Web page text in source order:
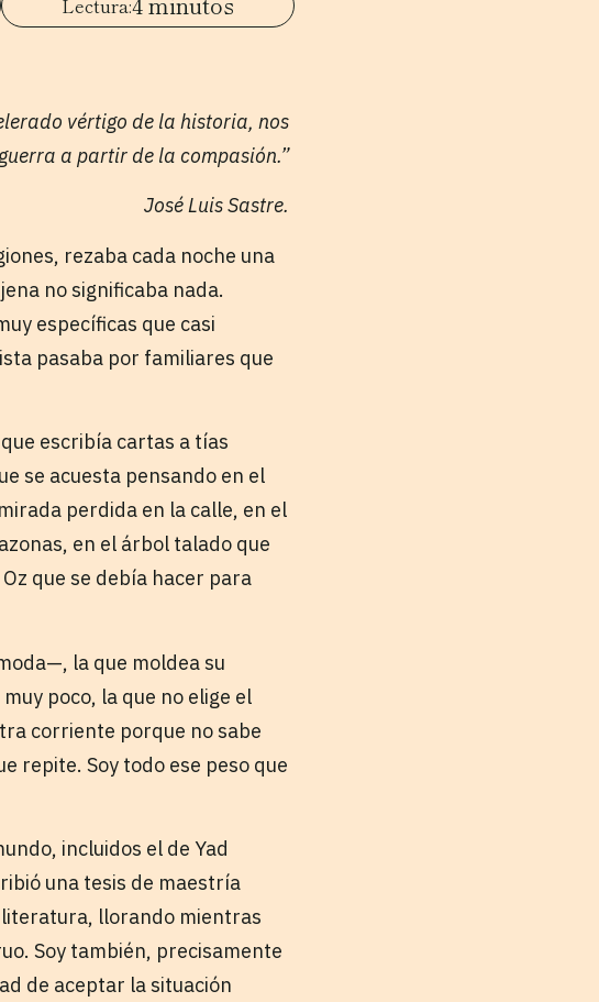
vértigo de la historia, nos
a partir de la compasión.”
José Luis Sastre.
rezaba cada noche una
no significaba nada.
específicas que casi
pasaba por familiares que
escribía cartas a tías
se acuesta pensando en el
perdida en la calle, en el
en el árbol talado que
que se debía hacer para
la que moldea su
poco, la que no elige el
corriente porque no sabe
repite. Soy todo ese peso que
incluidos el de Yad
una tesis de maestría
literatura, llorando mientras
Soy también, precisamente
de aceptar la situación